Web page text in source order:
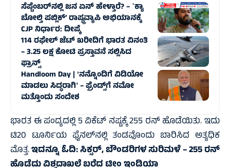
ಸೆಪ್ಟೆಂಬರ್‌ನಲ್ಲಿ ಜನ ಏನ್‌ ಹೇಳ್ತಾರೆ? – `ಕ್ಯಾ
ಬೋಲ್ತಿ ಪಬ್ಲಿಕ್’ ರಾಷ್ಟ್ರವ್ಯಾಪಿ ಅಭಿಯಾನಕ್ಕೆ
CJP ನಿರ್ಧಾರ: ದೀಪ್ಕೆ
114 ರಫೇಲ್ ಜೆಟ್‌ ಖರೀದಿಗೆ ಭಾರತ ವಿನಂತಿ
– 3.25 ಲಕ್ಷ ಕೋಟಿ ಪ್ರಸ್ತಾವನೆ ಸಲ್ಲಿಸಿದ
ಫ್ರಾನ್ಸ್‌
Handloom Day | ʻನನ್ನೊಂದಿಗೆ ವಿಡಿಯೋ
ಮಾಡಲು ಸಿದ್ಧರಾಗಿʼ – ಫ್ರೆಂಡ್ಸ್‌ಗೆ ನಮೋ
ಮತ್ತೊಂದು ಸಂದೇಶ
ಭಾರತ ಈ ಪಂದ್ಯದಲ್ಲಿ 5 ವಿಕೆಟ್‌ ನಷ್ಟಕ್ಕೆ 255 ರನ್‌ ಹೊಡೆಯಿತು. ಇದು
ಟಿ20 ಟೂರ್ನಿಯ ಫೈನಲ್‌ನಲ್ಲಿ ತಂಡವೊಂದು ಬಾರಿಸಿದ ಅತ್ಯಧಿಕ
ಮೊತ್ತ.ಇದನ್ನೂ ಓದಿ:ಸಿಕ್ಸರ್‌, ಬೌಂಡರಿಗಳ ಸುರಿಮಳೆ – 255 ರನ್‌
ಹೊಡೆದು ವಿಶ್ವದಾಖಲೆ ಬರೆದ ಟೀಂ ಇಂಡಿಯಾ